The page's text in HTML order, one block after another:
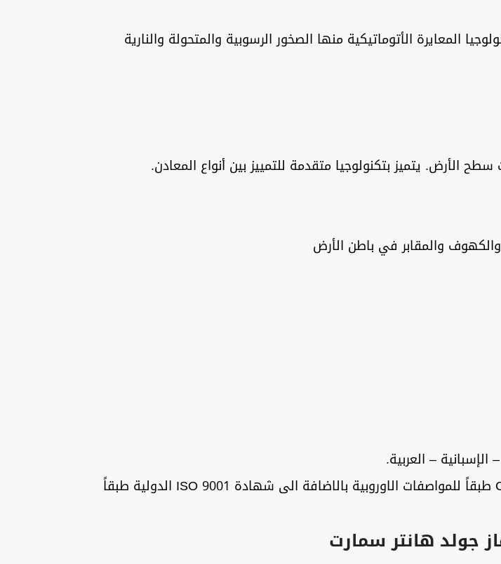
الأرض. يتميز بتكنولوجيا متقدمة للتمييز بين أنواع المعادن.
والمقابر في باطن الأرض
– العربية.
جهاز Deep seeker من أفضل الصناعات الألمانية حاصل على شهادة CE طبقاً للمواصفات الاوروبية بالاضافة الى شهادة ISO 9001 الدولية طبقاً
جولد هانتر سمارت